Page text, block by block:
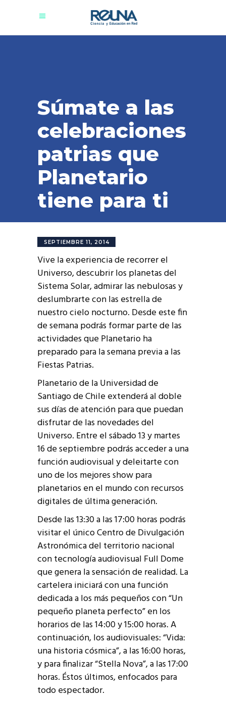
Súmate a las
celebraciones
patrias que
Planetario
tiene para ti
SEPTIEMBRE 11, 2014
Vive la experiencia de recorrer el
Universo, descubrir los planetas del
Sistema Solar, admirar las nebulosas y
deslumbrarte con las estrella de
nuestro cielo nocturno. Desde este fin
de semana podrás formar parte de las
actividades que Planetario ha
preparado para la semana previa a las
Fiestas Patrias.
Planetario de la Universidad de
Santiago de Chile extenderá al doble
sus días de atención para que puedan
disfrutar de las novedades del
Universo. Entre el sábado 13 y martes
16 de septiembre podrás acceder a una
función audiovisual y deleitarte con
uno de los mejores show para
planetarios en el mundo con recursos
digitales de última generación.
Desde las 13:30 a las 17:00 horas podrás
visitar el único Centro de Divulgación
Astronómica del territorio nacional
con tecnología audiovisual Full Dome
que genera la sensación de realidad. La
cartelera iniciará con una función
dedicada a los más pequeños con “Un
pequeño planeta perfecto” en los
horarios de las 14:00 y 15:00 horas. A
continuación, los audiovisuales: “Vida:
una historia cósmica”, a las 16:00 horas,
y para finalizar “Stella Nova”, a las 17:00
horas. Éstos últimos, enfocados para
todo espectador.